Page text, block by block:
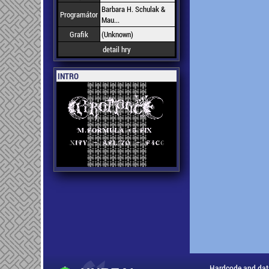
Programátor Barbara H. Schulak &
Mau...
Grafik
(Unknown)
detail hry
INTRO